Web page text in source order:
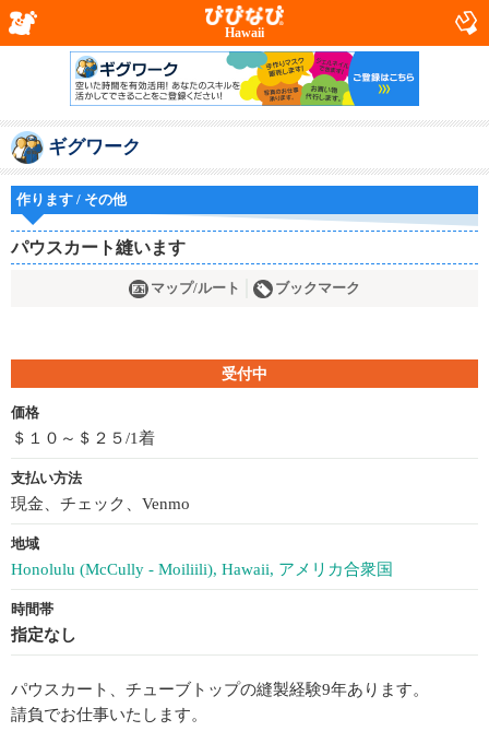
Hawaii
ギグワーク
作ります / その他
パウスカート縫います
マップ/ルート ブックマーク
受付中
価格
＄１０～＄２５/1着
支払い方法
現金、チェック、Venmo
地域
Honolulu (McCully - Moiliili), Hawaii, アメリカ合衆国
時間帯
指定なし
パウスカート、チューブトップの縫製経験9年あります。
請負でお仕事いたします。